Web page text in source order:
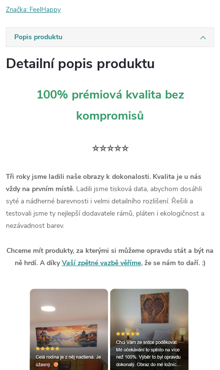
Značka: FeelHappy
Popis produktu
Detailní popis produktu
100% prémiová kvalita bez
kompromisů
⭐⭐⭐⭐⭐
Tři roky jsme ladili naše obrazy k dokonalosti. Kvalita je u nás
vždy na prvním místě. Ladili jsme tisková data, abychom dosáhli
syté a nádherné barevnosti i velmi detailního rozlišení. Řešili a
testovali jsme ty nejlepší dodavatele rámů, pláten i ekologičnost a
nezávadnost barev.
Chceme mít produkty, za kterými si můžeme opravdu stát a být na
ně hrdí. A díkyVaší zpětné vazbě věříme, že se nám to daří. :)